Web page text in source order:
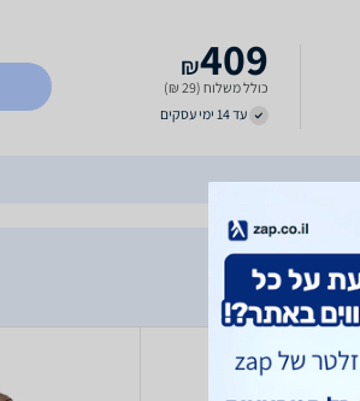
409
₪
כולל משלוח (29 ₪)
עד 14 ימי עסקים